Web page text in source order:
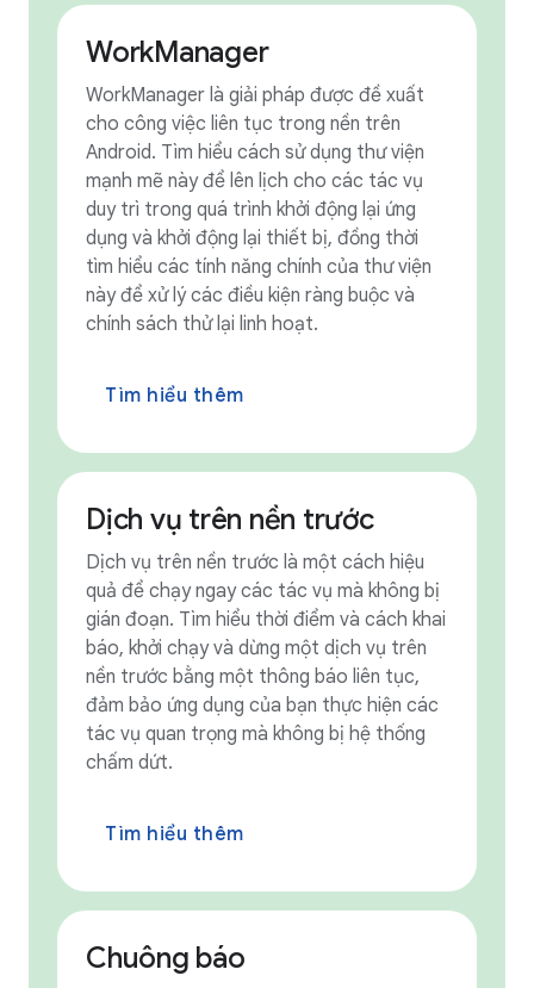
WorkManager
WorkManager là giải pháp được đề xuất
cho công việc liên tục trong nền trên
Android. Tìm hiểu cách sử dụng thư viện
mạnh mẽ này để lên lịch cho các tác vụ
duy trì trong quá trình khởi động lại ứng
dụng và khởi động lại thiết bị, đồng thời
tìm hiểu các tính năng chính của thư viện
này để xử lý các điều kiện ràng buộc và
chính sách thử lại linh hoạt.
Tìm hiểu thêm
Dịch vụ trên nền trước
Dịch vụ trên nền trước là một cách hiệu
quả để chạy ngay các tác vụ mà không bị
gián đoạn. Tìm hiểu thời điểm và cách khai
báo, khởi chạy và dừng một dịch vụ trên
nền trước bằng một thông báo liên tục,
đảm bảo ứng dụng của bạn thực hiện các
tác vụ quan trọng mà không bị hệ thống
chấm dứt.
Tìm hiểu thêm
Chuông báo